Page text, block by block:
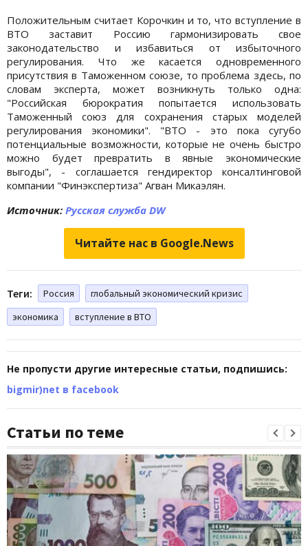
Положительным считает Корочкин и то, что вступление в
ВТО заставит Россию гармонизировать свое
законодательство и избавиться от избыточного
регулирования. Что же касается одновременного
присутствия в Таможенном союзе, то проблема здесь, по
словам эксперта, может возникнуть только одна:
"Российская бюрократия попытается использовать
Таможенный союз для сохранения старых моделей
регулирования экономики". "ВТО - это пока сугубо
потенциальные возможности, которые не очень быстро
можно будет превратить в явные экономические
выгоды", - соглашается гендиректор консалтинговой
компании "Финэкспертиза" Агван Микаэлян.
Источник: Русская служба DW
Читайте нас в Google.News
Теги: Россия
глобальный экономический кризис
экономика
вступление в ВТО
Не пропусти другие интересные статьи, подпишись:
bigmir)net в facebook
Статьи по теме